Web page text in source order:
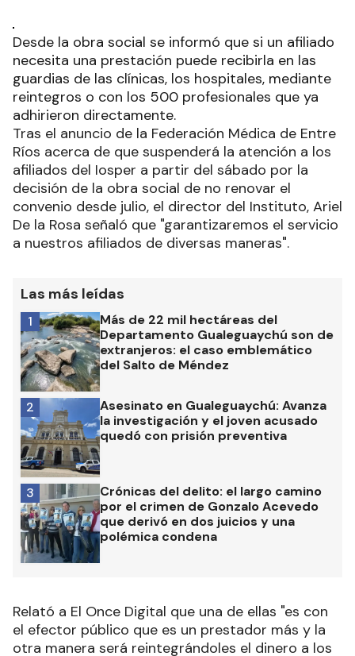
Desde la obra social se informó que si un afiliado
necesita una prestación puede recibirla en las
guardias de las clínicas, los hospitales, mediante
reintegros o con los 500 profesionales que ya
adhirieron directamente.
Tras el anuncio de la Federación Médica de Entre
Ríos acerca de que suspenderá la atención a los
afiliados del Iosper a partir del sábado por la
decisión de la obra social de no renovar el
convenio desde julio, el director del Instituto, Ariel
De la Rosa señaló que "garantizaremos el servicio
a nuestros afiliados de diversas maneras".
Las más leídas
Más de 22 mil hectáreas del
Departamento Gualeguaychú son de
extranjeros: el caso emblemático
del Salto de Méndez
1
Asesinato en Gualeguaychú: Avanza
la investigación y el joven acusado
quedó con prisión preventiva
2
Crónicas del delito: el largo camino
por el crimen de Gonzalo Acevedo
que derivó en dos juicios y una
polémica condena
3
Relató a El Once Digital que una de ellas "es con
el efector público que es un prestador más y la
otra manera será reintegrándoles el dinero a los